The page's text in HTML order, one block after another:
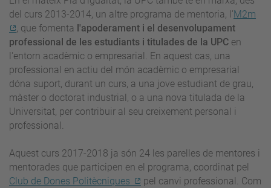
del curs 2013-2014, un altre programa de mentoria, l’M2m
, que fomenta l'apoderament i el desenvolupament
professional de les estudiants i titulades de la UPC en
l'entorn acadèmic o empresarial. En aquest cas, una
professional en actiu del món acadèmic o empresarial
dóna suport, durant un curs, a una jove estudiant de grau,
màster o doctorat industrial, o a una nova titulada de la
Universitat, per contribuir al seu creixement personal i
professional.
Aquest curs 2017-2018 ja són 24 les parelles de mentores i
mentorades que participen en el programa, coordinat pel
Club de Dones Politècniques
pel canvi professional. Com